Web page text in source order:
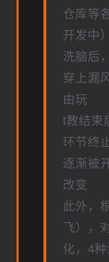
仓库等
开发中）
洗脑后
穿上漏
由玩
t教结束
环节终
逐渐被
改变
此外，
飞），
化，4